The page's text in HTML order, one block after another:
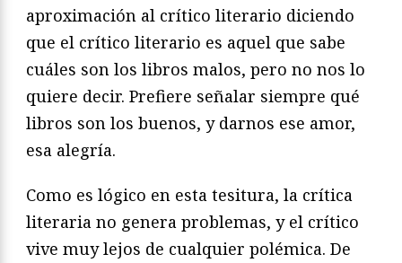
aproximación al crítico literario diciendo
que el crítico literario es aquel que sabe
cuáles son los libros malos, pero no nos lo
quiere decir. Prefiere señalar siempre qué
libros son los buenos, y darnos ese amor,
esa alegría.
Como es lógico en esta tesitura, la crítica
literaria no genera problemas, y el crítico
vive muy lejos de cualquier polémica. De